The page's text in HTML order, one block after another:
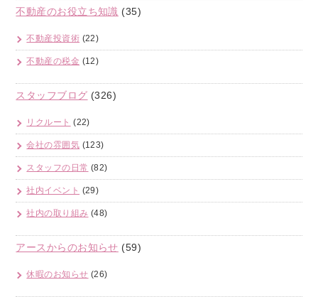
不動産のお役立ち知識 (35)
不動産投資術 (22)
不動産の税金 (12)
スタッフブログ (326)
リクルート (22)
会社の雰囲気 (123)
スタッフの日常 (82)
社内イベント (29)
社内の取り組み (48)
アースからのお知らせ (59)
休暇のお知らせ (26)